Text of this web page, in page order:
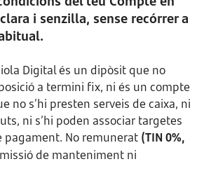
i senzilla, sense recórrer a
Digital és un dipòsit que no
a termini fix, ni és un compte
no s’hi presten serveis de caixa, ni
ni s’hi poden associar targetes
pagament. No remunerat (TIN 0%,
de manteniment ni